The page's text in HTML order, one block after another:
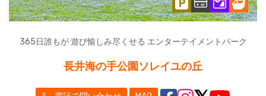
365日誰もが 遊び愉しみ尽くせる エンターテイメントパーク
長井海の手公園ソレイユの丘